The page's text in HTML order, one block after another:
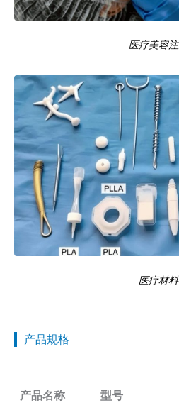
医疗美容
医疗材料
产品规格
产品名称 型号